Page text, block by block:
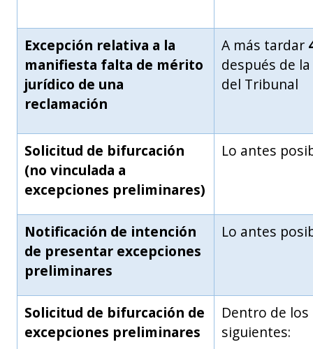
Excepción relativa a la
manifiesta falta de mérito
jurídico de una
reclamación
A más tardar
después de
del Tribunal
Solicitud de bifurcación
(no vinculada a
excepciones preliminares)
Lo antes
Notificación de intención
de presentar excepciones
preliminares
Lo antes
Solicitud de bifurcación de
excepciones preliminares
Dentro de los
siguientes: